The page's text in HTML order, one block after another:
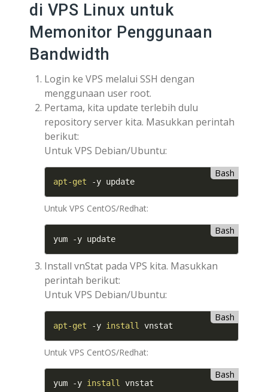
di VPS Linux untuk
Memonitor Penggunaan
Bandwidth
Login ke VPS melalui SSH dengan
menggunaan user root.
Pertama, kita update terlebih dulu
repository server kita. Masukkan perintah
berikut:
Untuk VPS Debian/Ubuntu:
Bash
apt-get -y update
Untuk VPS CentOS/Redhat:
Bash
yum -y update
Install vnStat pada VPS kita. Masukkan
perintah berikut:
Untuk VPS Debian/Ubuntu:
Bash
apt-get -y install vnstat
Untuk VPS CentOS/Redhat:
Bash
yum -y install vnstat